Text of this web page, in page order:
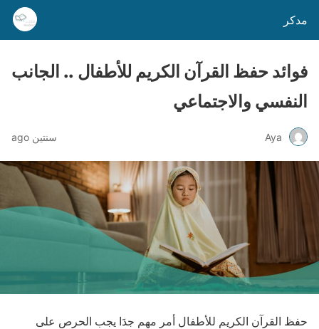
مدكر
فوائد حفظ القرآن الكريم للأطفال .. الجانب
النفسي والاجتماعي
Aya سنتين ago
حفظ القرآن الكريم للأطفال أمر مهم جدَا يجب الحرص على